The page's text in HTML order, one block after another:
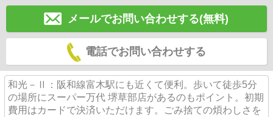
メールでお問い合わせする(無料)
電話でお問い合わせする
和光－Ⅱ：阪和線富木駅にも近くて便利。歩いて徒歩5分
の場所にスーパー万代 堺草部店があるのもポイント。初期
費用はカードで決済いただけます。ごみ捨ての煩わしさを